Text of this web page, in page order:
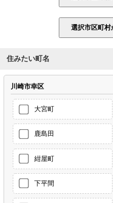
住みたい町名
川崎市幸区
大宮町
鹿島田
紺屋町
下平間